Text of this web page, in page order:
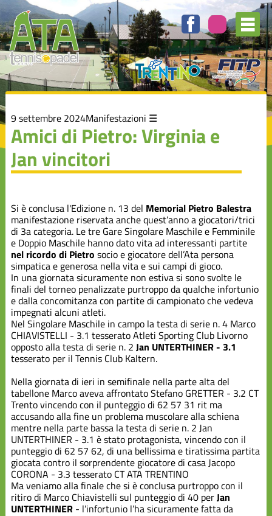
9 settembre 2024Manifestazioni
Amici di Pietro: Virginia e
Jan vincitori
Si è conclusa l'Edizione n. 13 del Memorial Pietro Balestra
manifestazione riservata anche quest’anno a giocatori/trici
di 3a categoria. Le tre Gare Singolare Maschile e Femminile
e Doppio Maschile hanno dato vita ad interessanti partite
nel ricordo di Pietro socio e giocatore dell’Ata persona
simpatica e generosa nella vita e sui campi di gioco.
In una giornata sicuramente non estiva si sono svolte le
finali del torneo penalizzate purtroppo da qualche infortunio
e dalla concomitanza con partite di campionato che vedeva
impegnati alcuni atleti.
Nel Singolare Maschile in campo la testa di serie n. 4 Marco
CHIAVISTELLI - 3.1 tesserato Atleti Sporting Club Livorno
opposto alla testa di serie n. 2 Jan UNTERTHINER - 3.1
tesserato per il Tennis Club Kaltern.
Nella giornata di ieri in semifinale nella parte alta del
tabellone Marco aveva affrontato Stefano GRETTER - 3.2 CT
Trento vincendo con il punteggio di 62 57 31 rit ma
accusando alla fine un problema muscolare alla schiena
mentre nella parte bassa la testa di serie n. 2 Jan
UNTERTHINER - 3.1 è stato protagonista, vincendo con il
punteggio di 62 57 62, di una bellissima e tiratissima partita
giocata contro il sorprendente giocatore di casa Jacopo
CORONA - 3.3 tesserato CT ATA TRENTINO
Ma veniamo alla finale che si è conclusa purtroppo con il
ritiro di Marco Chiavistelli sul punteggio di 40 perJan
UNTERTHINER- l’infortunio l’ha sicuramente fatta da
degli
argomenti
delle
notizie:
Attività
Agonistica
Auguri
Campionato
A1
Rassegna
Stampa
Scuola
Federale
Varie